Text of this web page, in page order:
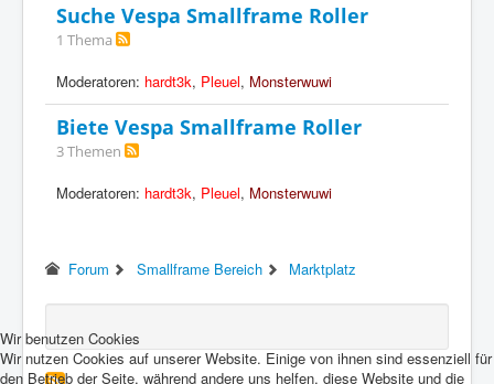
Suche Vespa Smallframe Roller
1 Thema
Moderatoren: hardt3k, Pleuel, Monsterwuwi
Biete Vespa Smallframe Roller
3 Themen
Moderatoren: hardt3k, Pleuel, Monsterwuwi
Forum Smallframe Bereich Marktplatz
Wir benutzen Cookies
Wir nutzen Cookies auf unserer Website. Einige von ihnen sind essenziell für
den Betrieb der Seite, während andere uns helfen, diese Website und die